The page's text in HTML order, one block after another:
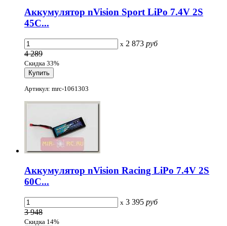
Аккумулятор nVision Sport LiPo 7.4V 2S
45C...
x 2 873 руб
4 289
Скидка 33%
Артикул: mrc-1061303
Аккумулятор nVision Racing LiPo 7.4V 2S
60C...
x 3 395 руб
3 948
Скидка 14%